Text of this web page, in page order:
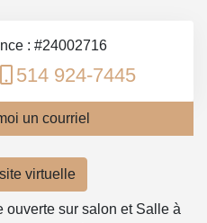
: #24002716
514 924-7445
un courriel
virtuelle
ouverte sur salon et Salle à